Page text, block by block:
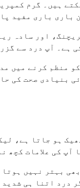
ہیں۔ گرم
باری مفید
اور سادہ
ہے۔ آپ درد سے
بنیادی صحت کی
ہو جاتا ہے،
آپ کی علامات کچھ
بہتر نہیں
اتنا ہی